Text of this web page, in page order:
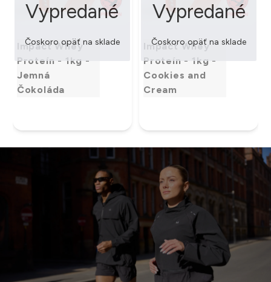
Impact Whey
Proteín - 1kg -
Jemná
Čokoláda
Vypredané
Čoskoro opäť na sklade
Impact Whey
Proteín - 1kg -
Cookies and
Cream
Vypredané
Čoskoro opäť na sklade